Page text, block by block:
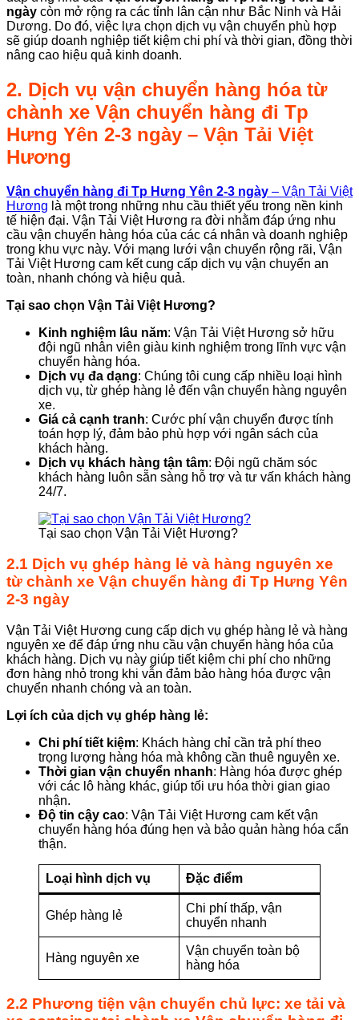
ngày còn mở rộng ra các tỉnh lân cận như Bắc Ninh và Hải
Dương. Do đó, việc lựa chọn dịch vụ vận chuyển phù hợp
sẽ giúp doanh nghiệp tiết kiệm chi phí và thời gian, đồng thời
nâng cao hiệu quả kinh doanh.
2. Dịch vụ vận chuyển hàng hóa từ
chành xe Vận chuyển hàng đi Tp
Hưng Yên 2-3 ngày – Vận Tải Việt
Hương
Vận chuyển hàng đi Tp Hưng Yên 2-3 ngày – Vận Tải Việt
Hương là một trong những nhu cầu thiết yếu trong nền kinh
tế hiện đại. Vận Tải Việt Hương ra đời nhằm đáp ứng nhu
cầu vận chuyển hàng hóa của các cá nhân và doanh nghiệp
trong khu vực này. Với mạng lưới vận chuyển rộng rãi, Vận
Tải Việt Hương cam kết cung cấp dịch vụ vận chuyển an
toàn, nhanh chóng và hiệu quả.
Tại sao chọn Vận Tải Việt Hương?
Kinh nghiệm lâu năm: Vận Tải Việt Hương sở hữu
đội ngũ nhân viên giàu kinh nghiệm trong lĩnh vực vận
chuyển hàng hóa.
Dịch vụ đa dạng: Chúng tôi cung cấp nhiều loại hình
dịch vụ, từ ghép hàng lẻ đến vận chuyển hàng nguyên
xe.
Giá cả cạnh tranh: Cước phí vận chuyển được tính
toán hợp lý, đảm bảo phù hợp với ngân sách của
khách hàng.
Dịch vụ khách hàng tận tâm: Đội ngũ chăm sóc
khách hàng luôn sẵn sàng hỗ trợ và tư vấn khách hàng
24/7.
Tại sao chọn Vận Tải Việt Hương?
2.1 Dịch vụ ghép hàng lẻ và hàng nguyên xe
từ chành xe Vận chuyển hàng đi Tp Hưng Yên
2-3 ngày
Vận Tải Việt Hương cung cấp dịch vụ ghép hàng lẻ và hàng
nguyên xe để đáp ứng nhu cầu vận chuyển hàng hóa của
khách hàng. Dịch vụ này giúp tiết kiệm chi phí cho những
đơn hàng nhỏ trong khi vẫn đảm bảo hàng hóa được vận
chuyển nhanh chóng và an toàn.
Lợi ích của dịch vụ ghép hàng lẻ:
Chi phí tiết kiệm: Khách hàng chỉ cần trả phí theo
trọng lượng hàng hóa mà không cần thuê nguyên xe.
Thời gian vận chuyển nhanh: Hàng hóa được ghép
với các lô hàng khác, giúp tối ưu hóa thời gian giao
nhận.
Độ tin cậy cao: Vận Tải Việt Hương cam kết vận
chuyển hàng hóa đúng hẹn và bảo quản hàng hóa cẩn
thận.
Loại hình dịch vụ Đặc điểm
Ghép hàng lẻ
Chi phí thấp, vận
chuyển nhanh
Hàng nguyên xe
Vận chuyển toàn bộ
hàng hóa
2.2 Phương tiện vận chuyển chủ lực: xe tải và